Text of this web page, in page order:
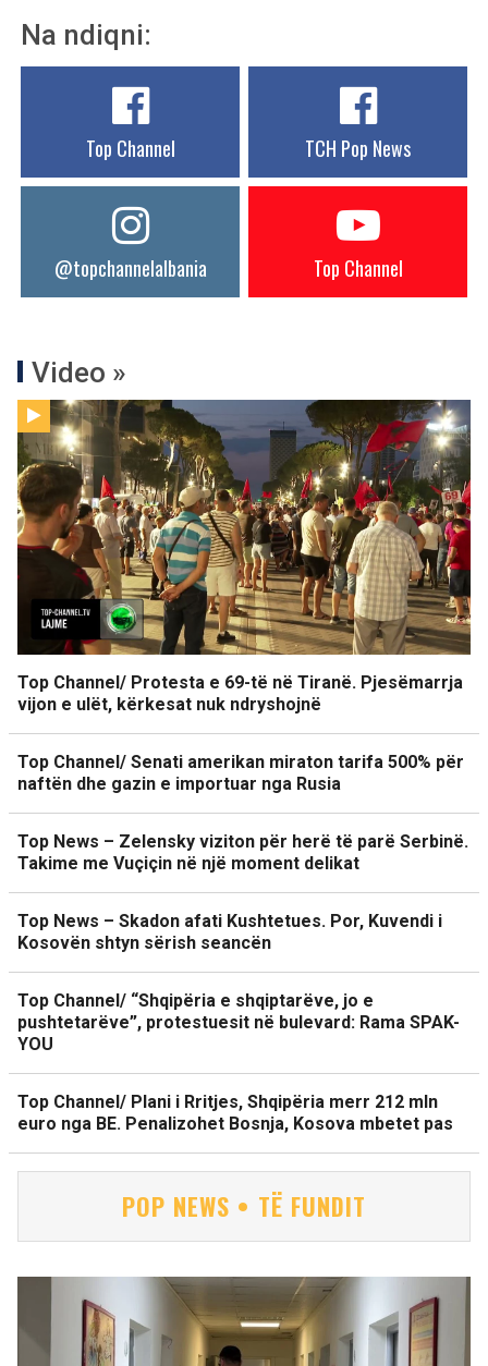
Na ndiqni:
Top Channel TCH Pop News
@topchannelalbania Top Channel
Video »
Top Channel/ Protesta e 69-të në Tiranë. Pjesëmarrja
vijon e ulët, kërkesat nuk ndryshojnë
Top Channel/ Senati amerikan miraton tarifa 500% për
naftën dhe gazin e importuar nga Rusia
Top News – Zelensky viziton për herë të parë Serbinë.
Takime me Vuçiçin në një moment delikat
Top News – Skadon afati Kushtetues. Por, Kuvendi i
Kosovën shtyn sërish seancën
Top Channel/ “Shqipëria e shqiptarëve, jo e
pushtetarëve”, protestuesit në bulevard: Rama SPAK-
YOU
Top Channel/ Plani i Rritjes, Shqipëria merr 212 mln
euro nga BE. Penalizohet Bosnja, Kosova mbetet pas
POP NEWS • TË FUNDIT